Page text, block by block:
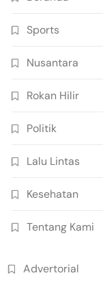
Sports
Nusantara
Rokan Hilir
Politik
Lalu Lintas
Kesehatan
Tentang Kami
Advertorial